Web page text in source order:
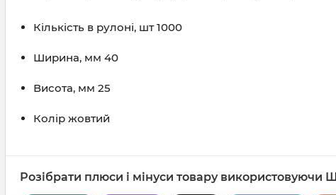
Кількість в рулоні, шт 1000
Ширина, мм 40
Висота, мм 25
Колір жовтий
Розібрати плюси і мінуси товару використовуючи ШІ